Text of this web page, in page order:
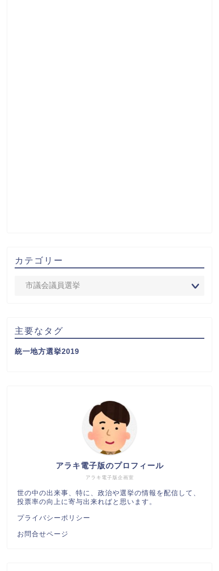
カテゴリー
主要なタグ
統一地方選挙2019
アラキ電子版企画室
アラキ電子版のプロフィール
世の中の出来事、特に、政治や選挙の情報を配信して、
投票率の向上に寄与出来ればと思います。
プライバシーポリシー
お問合せページ